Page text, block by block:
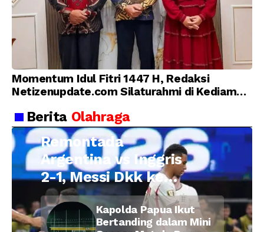
Momentum Idul Fitri 1447 H, Redaksi
Netizenupdate.com Silaturahmi di Kediaman
Berita Olahraga
Remontada
Argentina vs Inggris
2-1, Messi Dkk ke
Final Piala Dunia
2026
Kapolda Papua Ikut
Bertanding dalam Mini